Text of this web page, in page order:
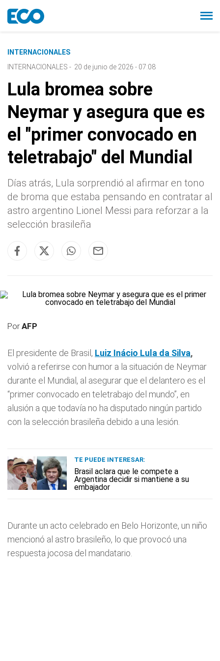
INTERNACIONALES
INTERNACIONALES - 20 de junio de 2026 - 07:08
Lula bromea sobre
Neymar y asegura que es
el "primer convocado en
teletrabajo" del Mundial
Días atrás, Lula sorprendió al afirmar en tono
de broma que estaba pensando en contratar al
astro argentino Lionel Messi para reforzar a la
selección brasileña
PorAFP
El presidente de Brasil, Luiz Inácio Lula da Silva,
volvió a referirse con humor a la situación de Neymar
durante el Mundial, al asegurar que el delantero es el
“primer convocado en teletrabajo del mundo”, en
alusión a que todavía no ha disputado ningún partido
con la selección brasileña debido a una lesión.
TE PUEDE INTERESAR:
Brasil aclara que le compete a
Argentina decidir si mantiene a su
embajador
Durante un acto celebrado en Belo Horizonte, un niño
mencionó al astro brasileño, lo que provocó una
respuesta jocosa del mandatario.